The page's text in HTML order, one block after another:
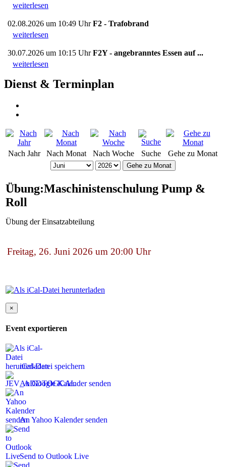
weiterlesen
02.08.2026 um 10:49 UhrF2 - Trafobrand
weiterlesen
30.07.2026 um 10:15 UhrF2Y - angebranntes Essen auf ...
weiterlesen
Dienst & Terminplan
Nach Jahr Nach Monat Nach Woche Suche Gehe zu Monat
Gehe zu Monat
Übung:Maschinistenschulung Pump &
Roll
Übung der Einsatzabteilung
Freitag, 26. Juni 2026 um 20:00 Uhr
×
Event exportieren
iCal-Datei speichern
An Google Kalender senden
An Yahoo Kalender senden
Send to Outlook Live